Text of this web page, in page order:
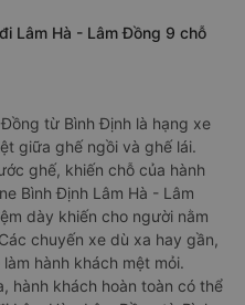
Lâm Hà - Lâm Đồng 9 chỗ
từ Bình Định là hạng xe
giữa ghế ngồi và ghế lái.
ghế, khiến chỗ của hành
Bình Định Lâm Hà - Lâm
dày khiến cho người nằm
chuyến xe dù xa hay gần,
hành khách mệt mỏi.
hành khách hoàn toàn có thể